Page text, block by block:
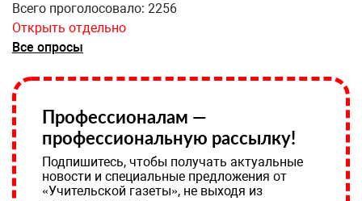
Всего проголосовало: 2256
Открыть отдельно
Все опросы
Профессионалам —
профессиональную рассылку!
Подпишитесь, чтобы получать актуальные
новости и специальные предложения от
«Учительской газеты», не выходя из